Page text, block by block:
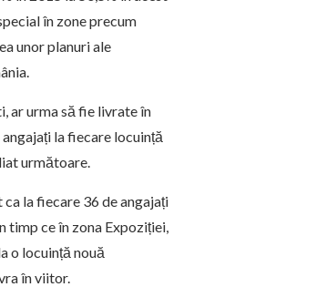
în zone precum
unor planuri ale
ar urma să fie livrate în
la fiecare locuință
următoare.
la fiecare 36 de angajați
timp ce în zona Expoziției,
o locuință nouă
în viitor.